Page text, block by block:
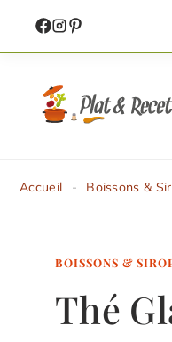
contenu
Accueil - Boissons &
BOISSONS &
Thé